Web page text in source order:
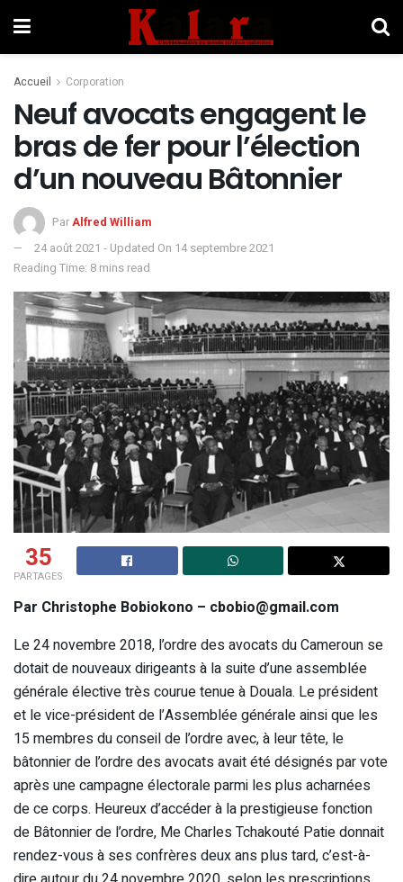
Accueil Corporation
Neuf avocats engagent le
bras de fer pour l’élection
d’un nouveau Bâtonnier
ParAlfred William
24 août 2021 - Updated On 14 septembre 2021
Reading Time: 8 mins read
35
PARTAGES
Par Christophe Bobiokono – cbobio@gmail.com
Le 24 novembre 2018, l’ordre des avocats du Cameroun se
dotait de nouveaux dirigeants à la suite d’une assemblée
générale élective très courue tenue à Douala. Le président
et le vice-président de l’Assemblée générale ainsi que les
15 membres du conseil de l’ordre avec, à leur tête, le
bâtonnier de l’ordre des avocats avait été désignés par vote
après une campagne électorale parmi les plus acharnées
de ce corps. Heureux d’accéder à la prestigieuse fonction
de Bâtonnier de l’ordre, Me Charles Tchakouté Patie donnait
rendez-vous à ses confrères deux ans plus tard, c’est-à-